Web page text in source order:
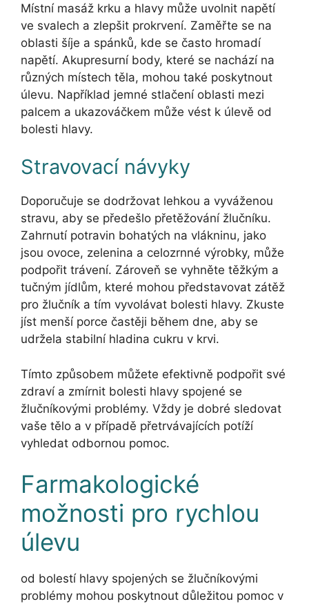
Místní masáž krku a hlavy může uvolnit napětí
ve svalech a zlepšit prokrvení. Zaměřte se na
oblasti šíje a spánků, kde se často hromadí
napětí. Akupresurní body, které se nachází na
různých místech těla, mohou také poskytnout
úlevu. Například jemné stlačení oblasti mezi
palcem a ukazováčkem může vést k úlevě od
bolesti hlavy.
Stravovací návyky
Doporučuje se dodržovat lehkou a vyváženou
stravu, aby se předešlo přetěžování žlučníku.
Zahrnutí potravin bohatých na vlákninu, jako
jsou ovoce, zelenina a celozrnné výrobky, může
podpořit trávení. Zároveň se vyhněte těžkým a
tučným jídlům, které mohou představovat zátěž
pro žlučník a tím vyvolávat bolesti hlavy. Zkuste
jíst menší porce častěji během dne, aby se
udržela stabilní hladina cukru v krvi.
Tímto způsobem můžete efektivně podpořit své
zdraví a zmírnit bolesti hlavy spojené se
žlučníkovými problémy. Vždy je dobré sledovat
vaše tělo a v případě přetrvávajících potíží
vyhledat odbornou pomoc.
Farmakologické
možnosti pro rychlou
úlevu
od bolestí hlavy spojených se žlučníkovými
problémy mohou poskytnout důležitou pomoc v